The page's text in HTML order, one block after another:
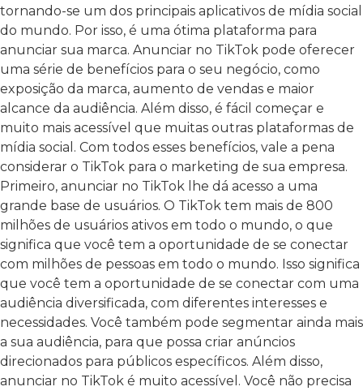
tornando-se um dos principais aplicativos de mídia social
do mundo. Por isso, é uma ótima plataforma para
anunciar sua marca. Anunciar no TikTok pode oferecer
uma série de benefícios para o seu negócio, como
exposição da marca, aumento de vendas e maior
alcance da audiência. Além disso, é fácil começar e
muito mais acessível que muitas outras plataformas de
mídia social. Com todos esses benefícios, vale a pena
considerar o TikTok para o marketing de sua empresa.
Primeiro, anunciar no TikTok lhe dá acesso a uma
grande base de usuários. O TikTok tem mais de 800
milhões de usuários ativos em todo o mundo, o que
significa que você tem a oportunidade de se conectar
com milhões de pessoas em todo o mundo. Isso significa
que você tem a oportunidade de se conectar com uma
audiência diversificada, com diferentes interesses e
necessidades. Você também pode segmentar ainda mais
a sua audiência, para que possa criar anúncios
direcionados para públicos específicos. Além disso,
anunciar no TikTok é muito acessível. Você não precisa